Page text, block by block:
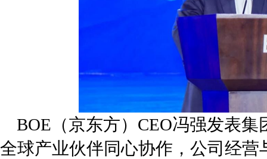
BOE（京东方）CEO冯强发表
全球产业伙伴同心协作，公司经